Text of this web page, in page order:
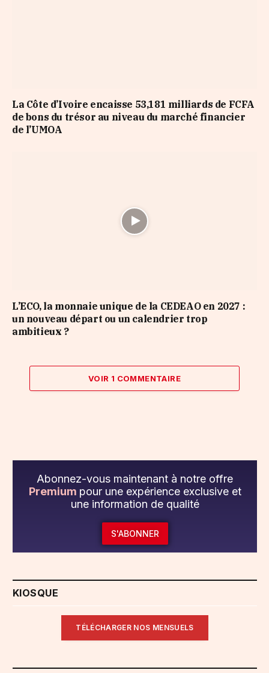
La Côte d’Ivoire encaisse 53,181 milliards de FCFA
de bons du trésor au niveau du marché financier
de l’UMOA
L’ECO, la monnaie unique de la CEDEAO en 2027 :
un nouveau départ ou un calendrier trop
ambitieux ?
VOIR 1 COMMENTAIRE
Abonnez-vous maintenant à notre offre
Premium pour une expérience exclusive et
une information de qualité
S'ABONNER
KIOSQUE
TÉLÉCHARGER NOS MENSUELS